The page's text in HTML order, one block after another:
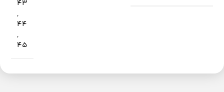
43
,
44
,
45